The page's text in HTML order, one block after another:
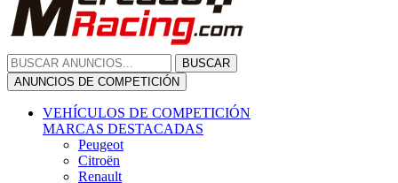
BUSCAR
ANUNCIOS DE COMPETICIÓN
VEHÍCULOS DE COMPETICIÓN
MARCAS DESTACADAS
Peugeot
Citroën
Renault
Bmw